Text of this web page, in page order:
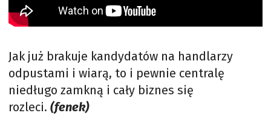
Jak już brakuje kandydatów na handlarzy
odpustami i wiarą, to i pewnie centralę
niedługo zamkną i cały biznes się
rozleci. (fenek)